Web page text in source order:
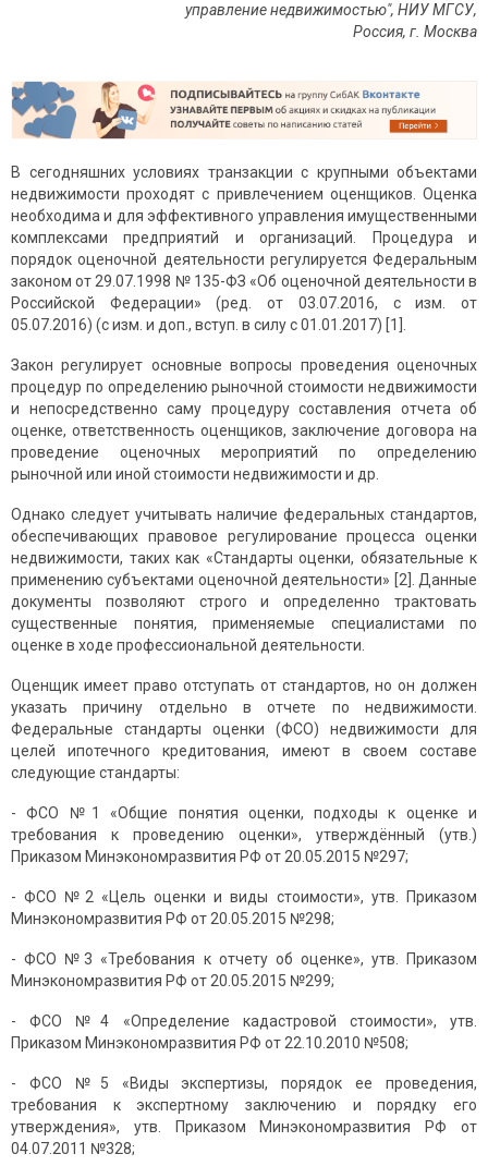
управление недвижимостью", НИУ МГСУ,
Россия, г. Москва
В сегодняшних условиях транзакции с крупными объектами
недвижимости проходят с привлечением оценщиков. Оценка
необходима и для эффективного управления имущественными
комплексами предприятий и организаций. Процедура и
порядок оценочной деятельности регулируется Федеральным
законом от 29.07.1998 № 135-ФЗ «Об оценочной деятельности в
Российской Федерации» (ред. от 03.07.2016, с изм. от
05.07.2016) (с изм. и доп., вступ. в силу с 01.01.2017) [1].
Закон регулирует основные вопросы проведения оценочных
процедур по определению рыночной стоимости недвижимости
и непосредственно саму процедуру составления отчета об
оценке, ответственность оценщиков, заключение договора на
проведение оценочных мероприятий по определению
рыночной или иной стоимости недвижимости и др.
Однако следует учитывать наличие федеральных стандартов,
обеспечивающих правовое регулирование процесса оценки
недвижимости, таких как «Стандарты оценки, обязательные к
применению субъектами оценочной деятельности» [2]. Данные
документы позволяют строго и определенно трактовать
существенные понятия, применяемые специалистами по
оценке в ходе профессиональной деятельности.
Оценщик имеет право отступать от стандартов, но он должен
указать причину отдельно в отчете по недвижимости.
Федеральные стандарты оценки (ФСО) недвижимости для
целей ипотечного кредитования, имеют в своем составе
следующие стандарты:
- ФСО №1 «Общие понятия оценки, подходы к оценке и
требования к проведению оценки», утверждённый (утв.)
Приказом Минэкономразвития РФ от 20.05.2015 №297;
- ФСО №2 «Цель оценки и виды стоимости», утв. Приказом
Минэкономразвития РФ от 20.05.2015 №298;
- ФСО №3 «Требования к отчету об оценке», утв. Приказом
Минэкономразвития РФ от 20.05.2015 №299;
- ФСО №4 «Определение кадастровой стоимости», утв.
Приказом Минэкономразвития РФ от 22.10.2010 №508;
- ФСО №5 «Виды экспертизы, порядок ее проведения,
требования к экспертному заключению и порядку его
утверждения», утв. Приказом Минэкономразвития РФ от
04.07.2011 №328;